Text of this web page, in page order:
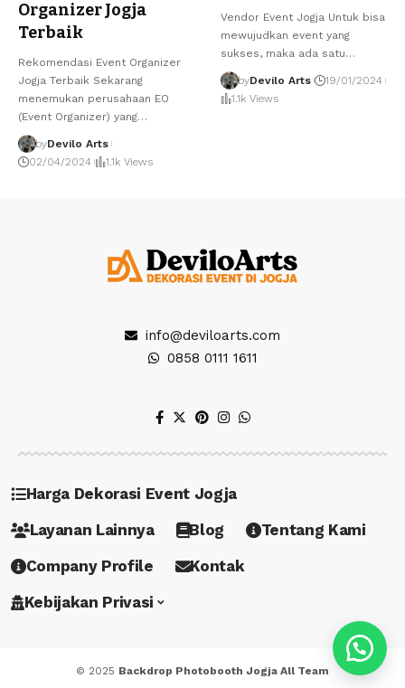
Organizer Jogja
Terbaik
Rekomendasi Event Organizer
Jogja Terbaik Sekarang
menemukan perusahaan EO
(Event Organizer) yang…
byDevilo Arts
02/04/2024
1.1k Views
Vendor Event Jogja Untuk bisa
mewujudkan event yang
sukses, maka ada satu…
byDevilo Arts
19/01/2024
1.1k Views
info@deviloarts.com
0858 0111 1611
Harga Dekorasi Event Jogja
Layanan Lainnya
Blog
Tentang Kami
Company Profile
Kontak
Kebijakan Privasi
© 2025 Backdrop Photobooth Jogja All Team